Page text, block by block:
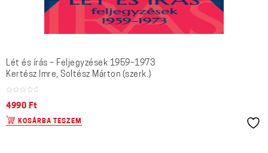
Lét és írás – Feljegyzések 1959–1973
Kertész Imre, Soltész Márton (szerk.)
4990 Ft
KOSÁRBA TESZEM